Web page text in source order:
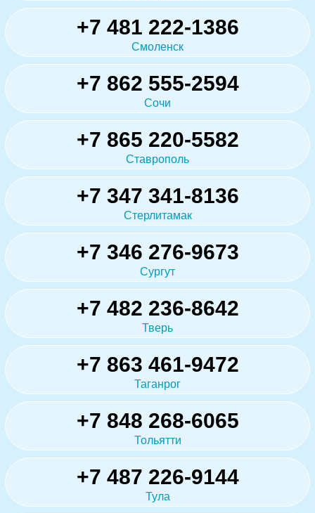
+7 481 222-1386
Смоленск
+7 862 555-2594
Сочи
+7 865 220-5582
Ставрополь
+7 347 341-8136
Стерлитамак
+7 346 276-9673
Сургут
+7 482 236-8642
Тверь
+7 863 461-9472
Таганрог
+7 848 268-6065
Тольятти
+7 487 226-9144
Тула